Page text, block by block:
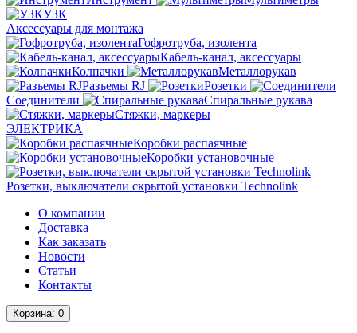
УЗК
Аксессуары для монтажа
Гофротруба, изолента
Кабель-канал, аксессуары
Колпачки
Металлорукав
Разъемы RJ
Розетки
Соединители
Спиральные рукава
Стяжки, маркеры
ЭЛЕКТРИКА
Коробки распаячные
Коробки установочные
Розетки, выключатели скрытой установки Technolink
О компании
Доставка
Как заказать
Новости
Статьи
Контакты
Корзина: 0